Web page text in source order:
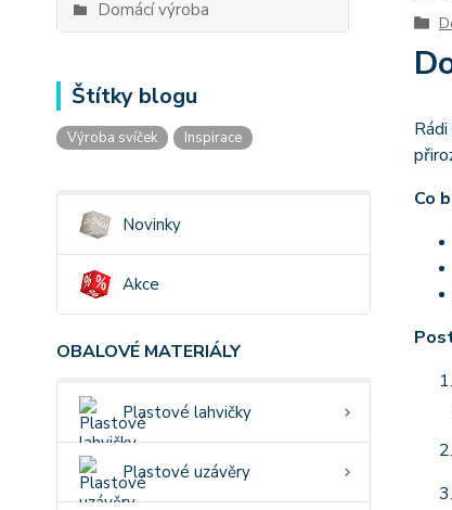
Domácí výroba
Štítky blogu
Výroba svíček Inspirace
Novinky
Akce
OBALOVÉ MATERIÁLY
Plastové lahvičky
Plastové uzávěry
Co